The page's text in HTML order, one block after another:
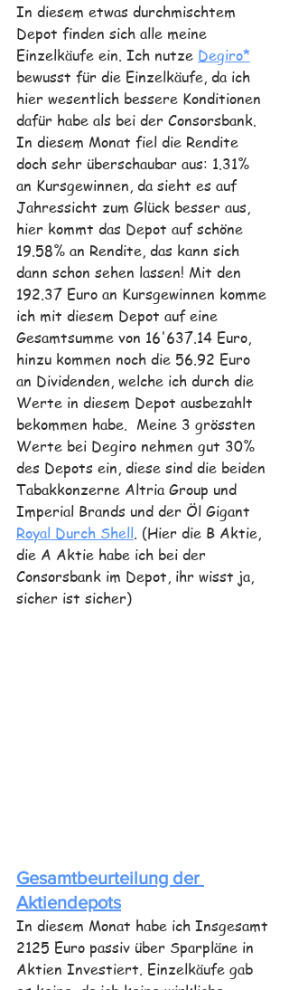
In diesem etwas durchmischtem
Depot finden sich alle meine
Einzelkäufe ein. Ich nutze Degiro*
bewusst für die Einzelkäufe, da ich
hier wesentlich bessere Konditionen
dafür habe als bei der Consorsbank.
In diesem Monat fiel die Rendite
doch sehr überschaubar aus: 1.31%
an Kursgewinnen, da sieht es auf
Jahressicht zum Glück besser aus,
hier kommt das Depot auf schöne
19.58% an Rendite, das kann sich
dann schon sehen lassen! Mit den
192.37 Euro an Kursgewinnen komme
ich mit diesem Depot auf eine
Gesamtsumme von 16'637.14 Euro,
hinzu kommen noch die 56.92 Euro
an Dividenden, welche ich durch die
Werte in diesem Depot ausbezahlt
bekommen habe.  Meine 3 grössten
Werte bei Degiro nehmen gut 30%
des Depots ein, diese sind die beiden
Tabakkonzerne Altria Group und
Imperial Brands und der Öl Gigant
Royal Durch Shell. (Hier die B Aktie,
die A Aktie habe ich bei der
Consorsbank im Depot, ihr wisst ja,
sicher ist sicher)
Gesamtbeurteilung der
Aktiendepots
In diesem Monat habe ich Insgesamt
2125 Euro passiv über Sparpläne in
Aktien Investiert. Einzelkäufe gab